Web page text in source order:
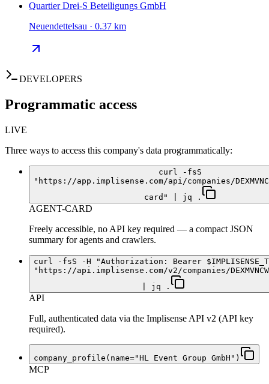
Quartier Drei-S Beteiligungs GmbH
Neuendettelsau · 0.37 km
DEVELOPERS
Programmatic access
LIVE
Three ways to access this company's data programmatically:
curl -fsS
"https://app.implisense.com/api/companies/
card" | jq .
AGENT-CARD
Freely accessible, no API key required — a compact JSON
summary for agents and crawlers.
curl -fsS -H "Authorization: Bearer
"https://api.implisense.com/v2/companies/
| jq .
API
Full, authenticated data via the Implisense API v2 (API key
required).
company_profile(name="HL Event Group GmbH")
MCP